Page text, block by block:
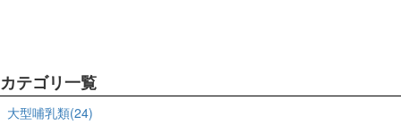
カテゴリ一覧
大型哺乳類(24)